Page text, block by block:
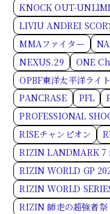
KNOCK OUT-
LIVIU ANDREI
MMAファイター
NEXUS.29
ONE
OPBF東洋太平洋ライ
PANCRASE
PFL
PROFESSIONAL
RISEチャンピオン
RIZIN LANDMARK
RIZIN WORLD GP
RIZIN WORLD
RIZIN 師走の超強者祭